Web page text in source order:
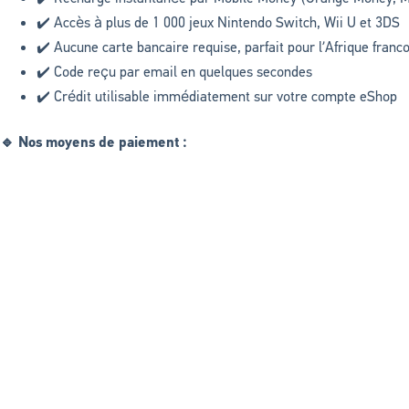
✔️ Accès à plus de 1 000 jeux Nintendo Switch, Wii U et 3DS
✔️ Aucune carte bancaire requise, parfait pour l’Afrique
✔️ Code reçu par email en quelques secondes
✔️ Crédit utilisable immédiatement sur votre compte eShop
🔹 Nos moyens de paiement :